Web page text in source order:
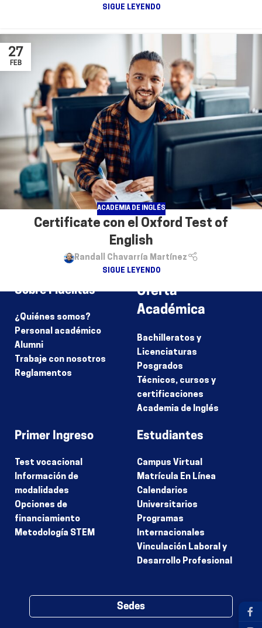
SIGUE LEYENDO
27
FEB
ACADEMIA DE INGLÉS
Certificate con el Oxford Test of
English
Randall Chavarría Martínez
SIGUE LEYENDO
Sobre Fidélitas
¿Quiénes somos?
Personal académico
Alumni
Trabaje con nosotros
Reglamentos
Oferta
Académica
Bachilleratos y
Licenciaturas
Posgrados
Técnicos, cursos y
certificaciones
Academia de Inglés
Primer Ingreso
Test vocacional
Información de
modalidades
Opciones de
financiamiento
Metodología STEM
Estudiantes
Campus Virtual
Matrícula En Línea
Calendarios
Universitarios
Programas
Internacionales
Vinculación Laboral y
Desarrollo Profesional
Sedes